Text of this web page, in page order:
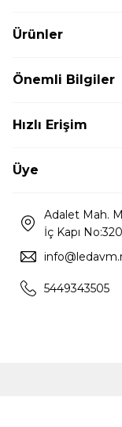
Ürünler
Önemli Bilgiler
Hızlı Erişim
Üye
Adalet Mah.
İç Kapı
5449343505